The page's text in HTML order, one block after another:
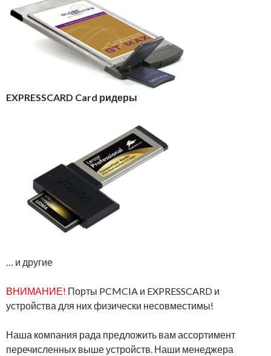
EXPRESSCARD Card ридеры
… и другие
ВНИМАНИЕ! Порты PCMCIA и EXPRESSCARD и
устройства для них физически несовместимы!
Наша компания рада предложить вам ассортимент
перечисленных выше устройств. Наши менеджера